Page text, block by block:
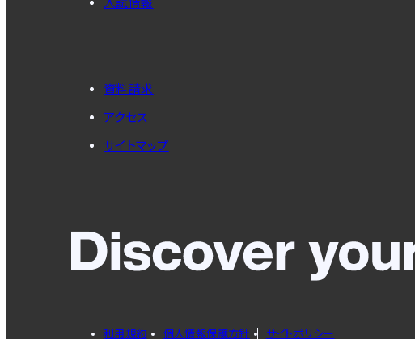
入試情報
資料請求
アクセス
サイトマップ
利用規約 個人情報保護方針 サイトポリシー